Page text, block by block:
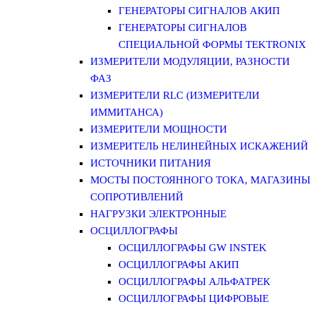
ГЕНЕРАТОРЫ СИГНАЛОВ АКИП
ГЕНЕРАТОРЫ СИГНАЛОВ
СПЕЦИАЛЬНОЙ ФОРМЫ TEKTRONIX
ИЗМЕРИТЕЛИ МОДУЛЯЦИИ, РАЗНОСТИ
ФАЗ
ИЗМЕРИТЕЛИ RLC (ИЗМЕРИТЕЛИ
ИММИТАНСА)
ИЗМЕРИТЕЛИ МОЩНОСТИ
ИЗМЕРИТЕЛЬ НЕЛИНЕЙНЫХ ИСКАЖЕНИЙ
ИСТОЧНИКИ ПИТАНИЯ
МОСТЫ ПОСТОЯННОГО ТОКА, МАГАЗИНЫ
СОПРОТИВЛЕНИЙ
НАГРУЗКИ ЭЛЕКТРОННЫЕ
ОСЦИЛЛОГРАФЫ
ОСЦИЛЛОГРАФЫ GW INSTEK
ОСЦИЛЛОГРАФЫ АКИП
ОСЦИЛЛОГРАФЫ АЛЬФАТРЕК
ОСЦИЛЛОГРАФЫ ЦИФРОВЫЕ